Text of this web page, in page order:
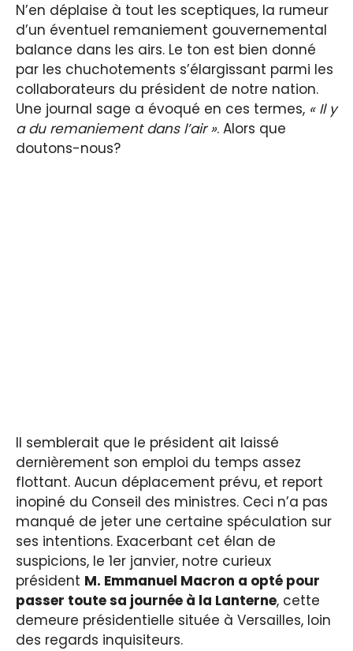
N’en déplaise à tout les sceptiques, la rumeur
d’un éventuel remaniement gouvernemental
balance dans les airs. Le ton est bien donné
par les chuchotements s’élargissant parmi les
collaborateurs du président de notre nation.
Une journal sage a évoqué en ces termes, « Il y
a du remaniement dans l’air ». Alors que
doutons-nous?
Il semblerait que le président ait laissé
dernièrement son emploi du temps assez
flottant. Aucun déplacement prévu, et report
inopiné du Conseil des ministres. Ceci n’a pas
manqué de jeter une certaine spéculation sur
ses intentions. Exacerbant cet élan de
suspicions, le 1er janvier, notre curieux
président M. Emmanuel Macron a opté pour
passer toute sa journée à la Lanterne, cette
demeure présidentielle située à Versailles, loin
des regards inquisiteurs.